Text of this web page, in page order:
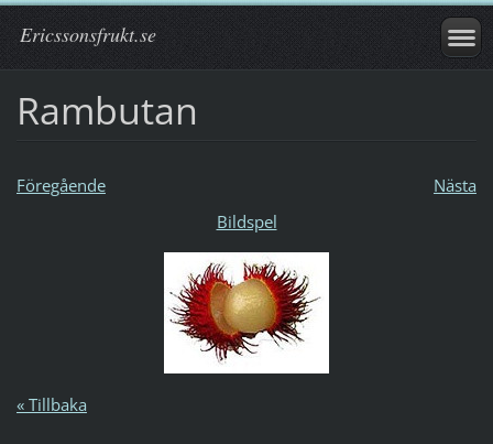
Ericssonsfrukt.se
Rambutan
Föregående
Nästa
Bildspel
« Tillbaka